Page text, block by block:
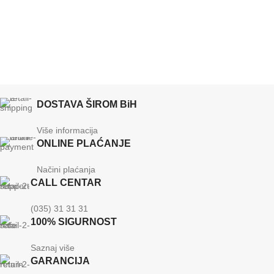
DOSTAVA ŠIROM BiH
Više informacija
ONLINE PLAĆANJE
Načini plaćanja
CALL CENTAR
(035) 31 31 31
100% SIGURNOST
Saznaj više
GARANCIJA